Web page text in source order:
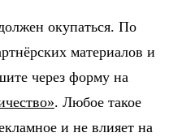
окупаться. По
материалов и
через форму на
. Любое такое
и не влияет на